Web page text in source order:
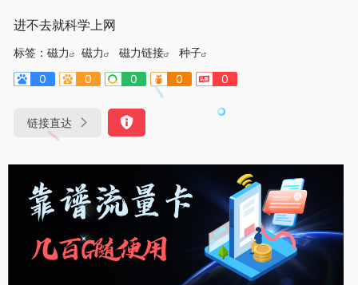
进不去就科学上网
标签： 磁力 磁力 磁力链接
种子
0
0 0 0 0
链接直达